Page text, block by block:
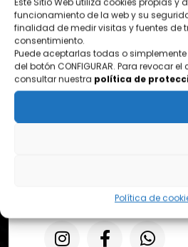
funcionamiento de la web y su
finalidad de medir visitas y fuentes de
consentimiento.
Puede aceptarlas todas o
del botón CONFIGURAR. Para revocar
consultar nuestra política de
Política de
¿DONDE ESTAMOS?
Pol. Ezcabarte calle S